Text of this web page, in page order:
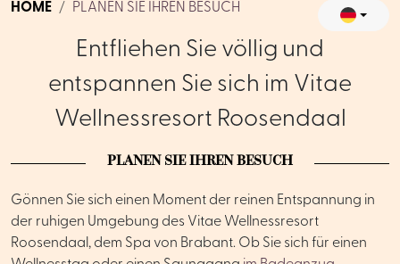
HOME PLANEN SIE IHREN BESUCH
Entfliehen Sie völlig und
entspannen Sie sich im Vitae
Wellnessresort Roosendaal
PLANEN SIE IHREN BESUCH
Gönnen Sie sich einen Moment der reinen Entspannung in
der ruhigen Umgebung des Vitae Wellnessresort
Roosendaal, dem Spa von Brabant. Ob Sie sich für einen